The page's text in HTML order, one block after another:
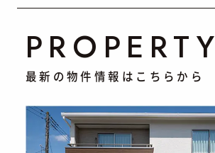
PROPERTY
最新の物件情報はこちらから